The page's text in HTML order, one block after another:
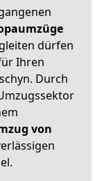
dürfen
Ihren
Durch
von